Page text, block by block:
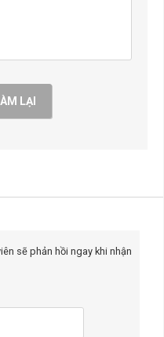
LẠI
sẽ phản hồi ngay khi nhận